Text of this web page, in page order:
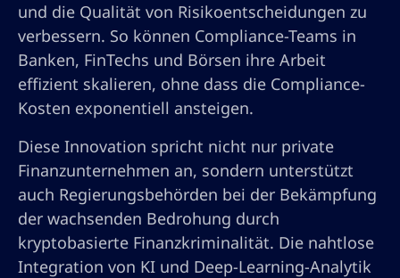
und die Qualität von Risikoentscheidungen zu
verbessern. So können Compliance-Teams in
Banken, FinTechs und Börsen ihre Arbeit
effizient skalieren, ohne dass die Compliance-
Kosten exponentiell ansteigen.
Diese Innovation spricht nicht nur private
Finanzunternehmen an, sondern unterstützt
auch Regierungsbehörden bei der Bekämpfung
der wachsenden Bedrohung durch
kryptobasierte Finanzkriminalität. Die nahtlose
Integration von KI und Deep-Learning-Analytik